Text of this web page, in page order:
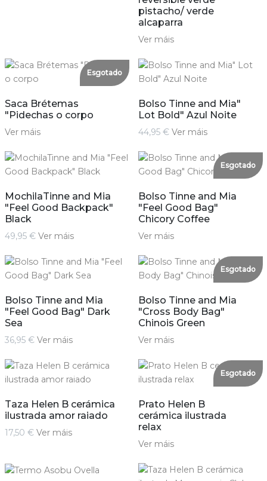
pistacho/ verde
alcaparra
Ver máis
Esgotado
Saca Brétemas
"Pidechas o corpo
Ver máis
Bolso Tinne and Mia"
Lot Bold" Azul Noite
44,95 € Ver máis
MochilaTinne and Mia
"Feel Good Backpack"
Black
49,95 € Ver máis
Esgotado
Bolso Tinne and Mia
"Feel Good Bag"
Chicory Coffee
Ver máis
Bolso Tinne and Mia
"Feel Good Bag" Dark
Sea
36,95 € Ver máis
Esgotado
Bolso Tinne and Mia
"Cross Body Bag"
Chinois Green
Ver máis
Taza Helen B cerámica
ilustrada amor raiado
17,50 € Ver máis
Esgotado
Prato Helen B
cerámica ilustrada
relax
Ver máis